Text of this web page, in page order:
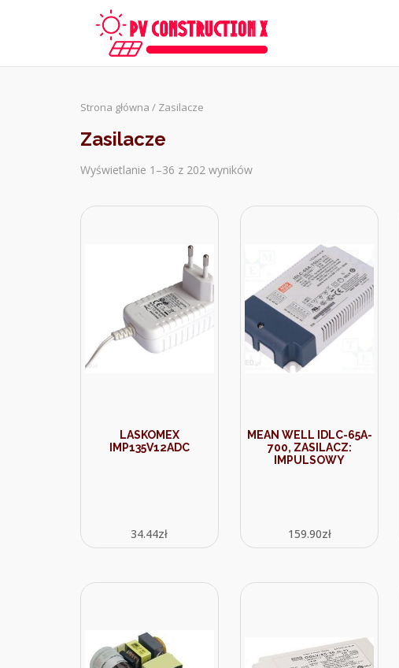
Strona główna / Zasilacze
Zasilacze
Wyświetlanie 1–36 z 202 wyników
by
LASKOMEX
IMP135V12ADC
34.44zł
MEAN WELL IDLC-65A-
700, ZASILACZ:
IMPULSOWY
159.90zł